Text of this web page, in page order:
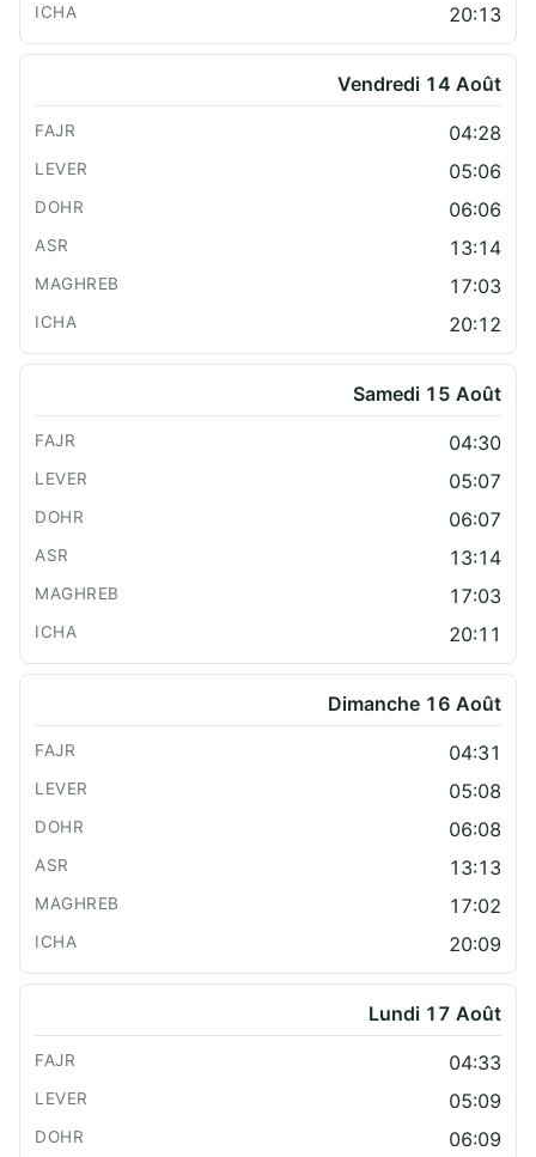
20:13
Vendredi 14 Août
04:28
05:06
06:06
13:14
17:03
20:12
Samedi 15 Août
04:30
05:07
06:07
13:14
17:03
20:11
Dimanche 16 Août
04:31
05:08
06:08
13:13
17:02
20:09
Lundi 17 Août
04:33
05:09
06:09